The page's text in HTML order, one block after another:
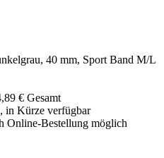
40 mm, Sport Band M/L
€ Gesamt
in Kürze verfügbar
Online-Bestellung möglich